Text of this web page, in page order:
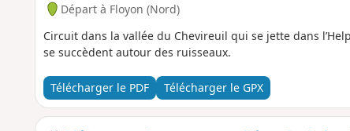
Départ à Floyon (Nord)
Circuit dans la vallée du Chevireuil qui se jette dans
se succèdent autour des ruisseaux.
Télécharger le PDF Télécharger le GPX